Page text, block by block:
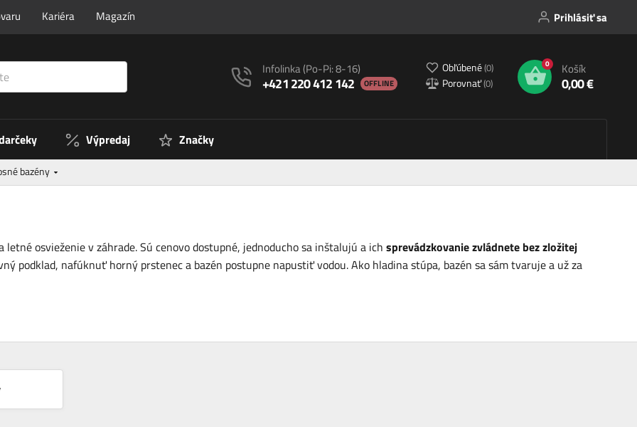
Kariéra Magazín Prihlásiť sa
Infolinka(Po-Pi: 8-16)
+421 220 412 142 OFFLINE
Obľúbené(0)
Porovnať(0)
0 Košík
0,00 €
Výpredaj Značky
bazény
osvieženie v záhrade. Sú cenovo dostupné, jednoducho sa inštalujú a ich sprevádzkovanie zvládnete bez zložitej
podklad, nafúknuť horný prstenec a bazén postupne napustiť vodou. Ako hladina stúpa, bazén sa sám tvaruje a už za